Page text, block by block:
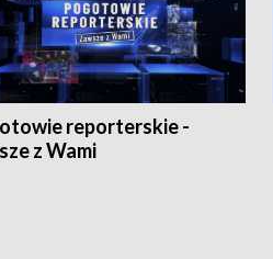
reporterskie -
z Wami